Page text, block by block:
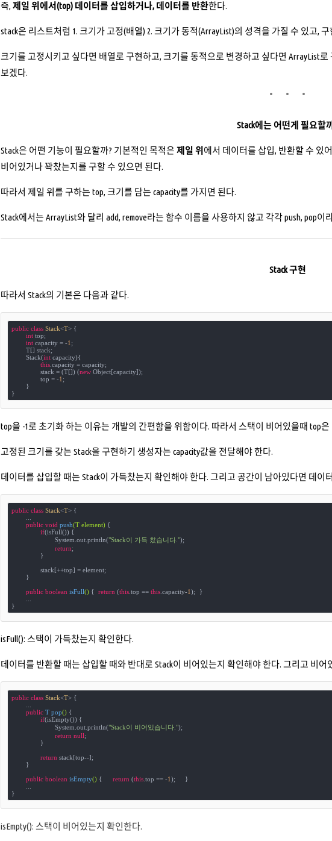
즉, 제일 위에서(top) 데이터를 삽입하거나, 데이터를 반환한다.
stack은 리스트처럼 1. 크기가 고정(배열) 2. 크기가 동적(ArrayList)의 성격을 가질 수 있고,
크기를 고정시키고 싶다면 배열로 구현하고, 크기를 동적으로 변경하고 싶다면 ArrayList
보겠다.
Stack에는 어떤게 필요할
Stack은 어떤 기능이 필요할까? 기본적인 목적은 제일 위 에서 데이터를 삽입, 반환할 수 있
비어있거나 꽉찼는지를 구할 수 있으면 된다.
따라서 제일 위를 구하는 top, 크기를 담는 capacity를 가지면 된다.
Stack에서는 ArrayList와 달리 add, remove라는 함수 이름을 사용하지 않고 각각 push, pop
Stack 구현
따라서 Stack의 기본은 다음과 같다.
public class Stack<T> {
int top;
int capacity = -1 ;
	Stack(
int capacity){
this.capacity = capacity;
		stack = (T[]) (
new Object[capacity]);
		top = -
1 ;
}
top을 -1로 초기화 하는 이유는 개발의 간편함을 위함이다. 따라서 스택이 비어있을때 top은
고정된 크기를 갖는 Stack을 구현하기 생성자는 capacity값을 전달해야 한다.
데이터를 삽입할 때는 Stack이 가득찼는지 확인해야 한다. 그리고 공간이 남아있다면 데이
public class Stack<T> {
public void push(T element) {
if(isFull()) {
			System.out.println(
"Stack이 가득 찼습니다.");
return;
public boolean isFull() return (this.top == this.capacity-1);	}
}
isFull(): 스택이 가득찼는지 확인한다.
데이터를 반환할 때는 삽입할 때와 반대로 Stack이 비어있는지 확인해야 한다. 그리고 비
public class Stack<T> {
public T pop() {
if(isEmpty()) {
			System.out.println(
"Stack이 비어있습니다.");
return null;
return stack[top--];
public boolean isEmpty() return (this.top == -1);	}
}
isEmpty(): 스택이 비어있는지 확인한다.